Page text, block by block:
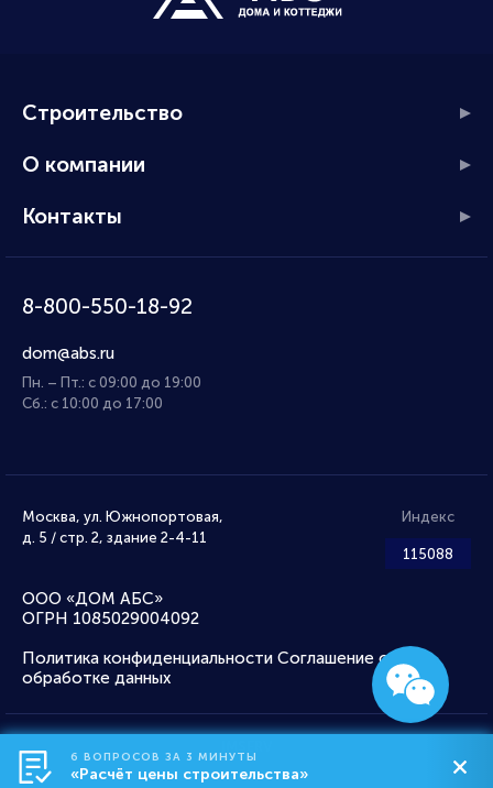
Строительство
О компании
Контакты
8-800-550-18-92
dom@abs.ru
Пн. – Пт.: с 09:00 до 19:00
Сб.: с 10:00 до 17:00
Москва, ул. Южнопортовая,
д. 5 / стр. 2, здание 2-4-11
Индекс
115088
ООО «ДОМ АБС»
ОГРН 1085029004092
Политика конфиденциальности Соглашение об
обработке данных
6 ВОПРОСОВ ЗА 3 МИНУТЫ
«Расчёт цены строительства»